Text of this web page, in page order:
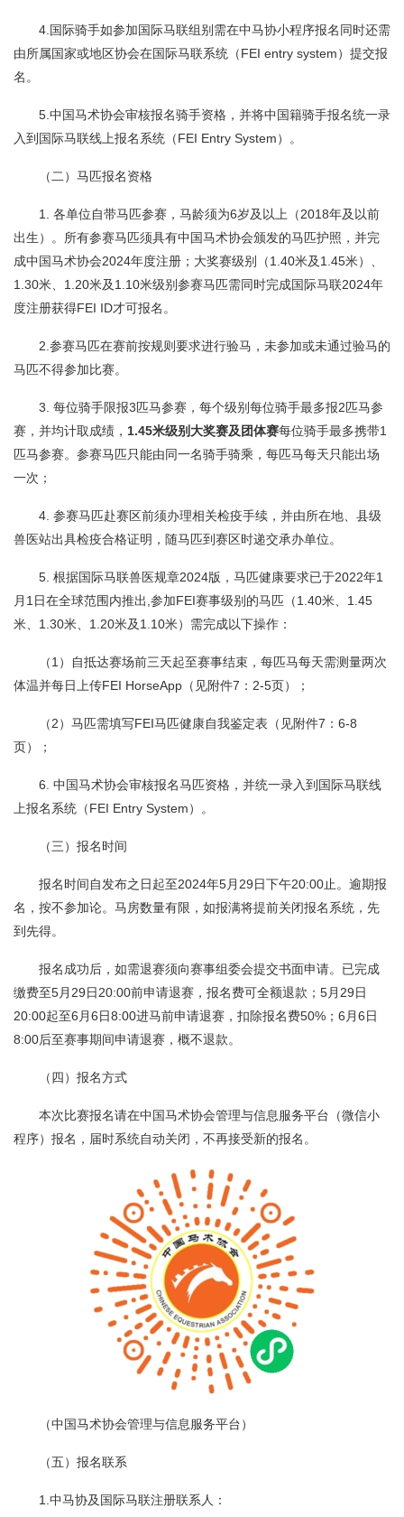
4.国际骑手如参加国际马联组别需在中马协小程序报名同时还需
由所属国家或地区协会在国际马联系统（FEI entry system）提交报
名。
5.中国马术协会审核报名骑手资格，并将中国籍骑手报名统一录
入到国际马联线上报名系统（FEI Entry System）。
（二）马匹报名资格
1. 各单位自带马匹参赛，马龄须为6岁及以上（2018年及以前
出生）。所有参赛马匹须具有中国马术协会颁发的马匹护照，并完
成中国马术协会2024年度注册；大奖赛级别（1.40米及1.45米）、
1.30米、1.20米及1.10米级别参赛马匹需同时完成国际马联2024年
度注册获得FEI ID才可报名。
2.参赛马匹在赛前按规则要求进行验马，未参加或未通过验马的
马匹不得参加比赛。
3. 每位骑手限报3匹马参赛，每个级别每位骑手最多报2匹马参
赛，并均计取成绩， 1.45米级别大奖赛及团体赛每位骑手最多携带1
匹马参赛。参赛马匹只能由同一名骑手骑乘，每匹马每天只能出场
一次；
4. 参赛马匹赴赛区前须办理相关检疫手续，并由所在地、县级
兽医站出具检疫合格证明，随马匹到赛区时递交承办单位。
5. 根据国际马联兽医规章2024版，马匹健康要求已于2022年1
月1日在全球范围内推出,参加FEI赛事级别的马匹（1.40米、1.45
米、1.30米、1.20米及1.10米）需完成以下操作：
（1）自抵达赛场前三天起至赛事结束，每匹马每天需测量两次
体温并每日上传FEI HorseApp（见附件7：2-5页）；
（2）马匹需填写FEI马匹健康自我鉴定表（见附件7：6-8
页）；
6. 中国马术协会审核报名马匹资格，并统一录入到国际马联线
上报名系统（FEI Entry System）。
（三）报名时间
报名时间自发布之日起至2024年5月29日下午20:00止。逾期报
名，按不参加论。马房数量有限，如报满将提前关闭报名系统，先
到先得。
报名成功后，如需退赛须向赛事组委会提交书面申请。已完成
缴费至5月29日20:00前申请退赛，报名费可全额退款；5月29日
20:00起至6月6日8:00进马前申请退赛，扣除报名费50%；6月6日
8:00后至赛事期间申请退赛，概不退款。
（四）报名方式
本次比赛报名请在中国马术协会管理与信息服务平台 （微信小
程序）报名，届时系统自动关闭，不再接受新的报名。
（中国马术协会管理与信息服务平台）
（五）报名联系
1.中马协及国际马联注册联系人：